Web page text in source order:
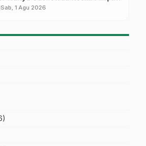
Ma’arif Sapuran
Sab, 1 Agu 2026